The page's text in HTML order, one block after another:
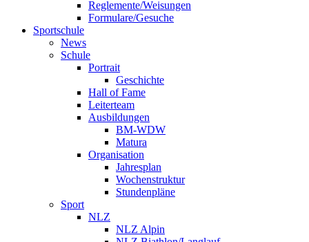
Reglemente/Weisungen
Formulare/Gesuche
Sportschule
News
Schule
Portrait
Geschichte
Hall of Fame
Leiterteam
Ausbildungen
BM-WDW
Matura
Organisation
Jahresplan
Wochenstruktur
Stundenpläne
Sport
NLZ
NLZ Alpin